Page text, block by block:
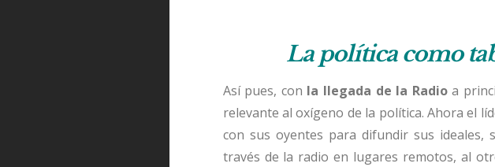
La política como
Así pues, con la llegada de la Radioa
relevante al oxígeno de la política. Ahora el
con sus oyentes para difundir sus ideales,
través de la radio en lugares remotos, al